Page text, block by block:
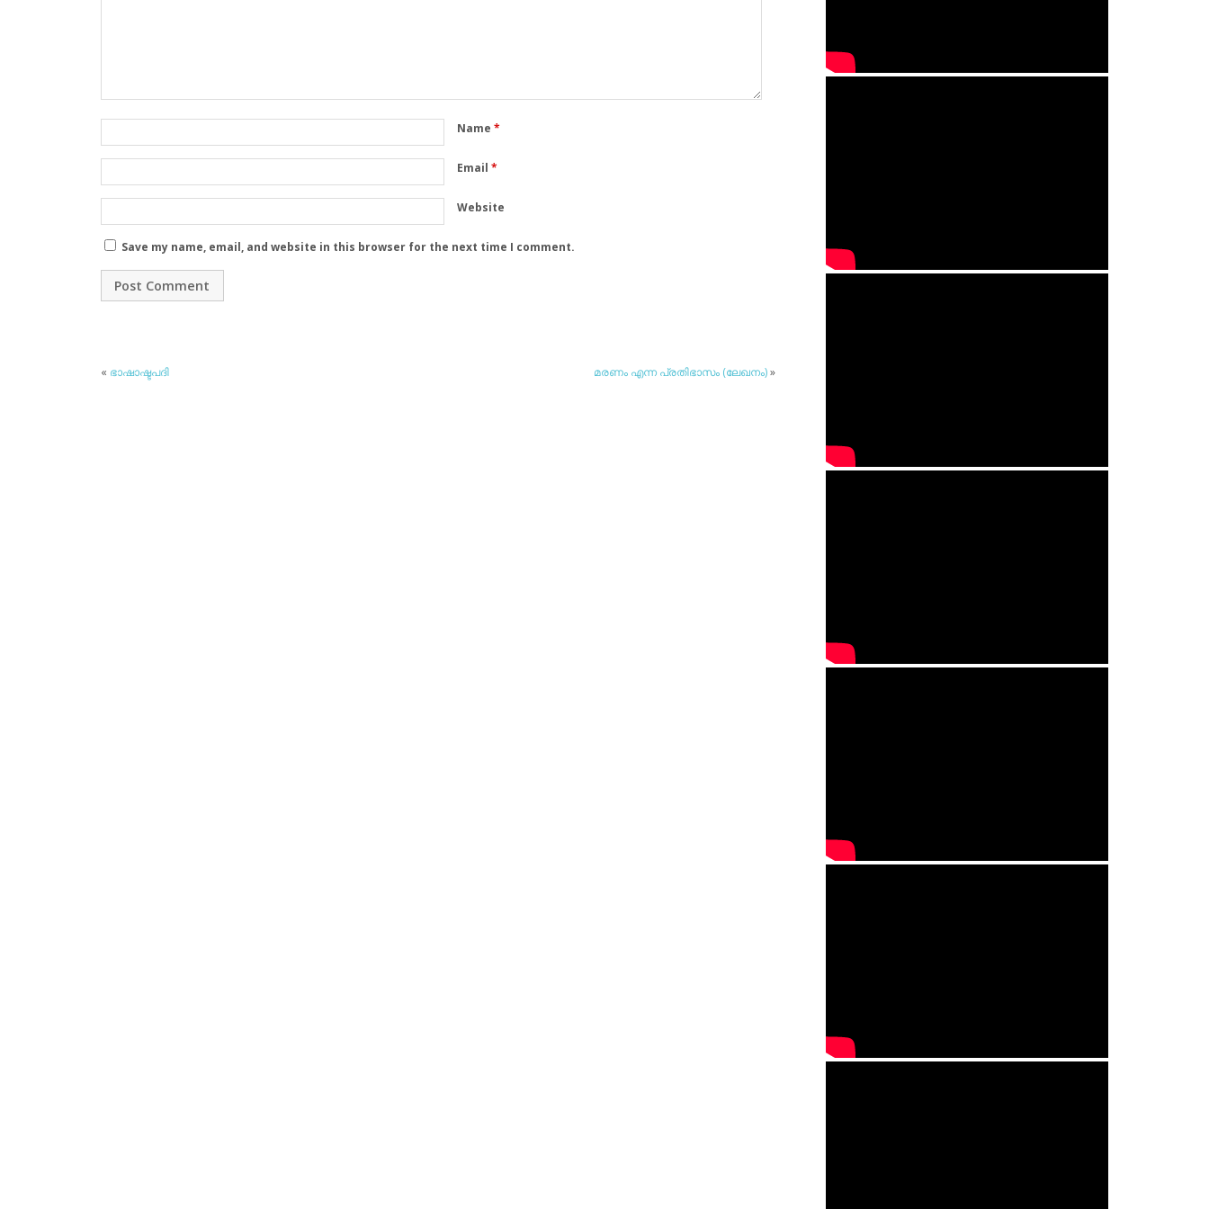
Name *
Email *
Website
Save my name, email, and website in this browser for the next time I comment.
« ഭാഷാഷ്ടപദി മരണം എന്ന പ്രതിഭാസം (ലേഖനം)»